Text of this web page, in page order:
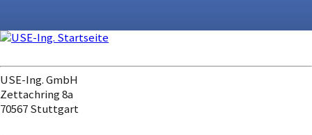
USE-Ing. GmbH
Zettachring 8a
70567 Stuttgart